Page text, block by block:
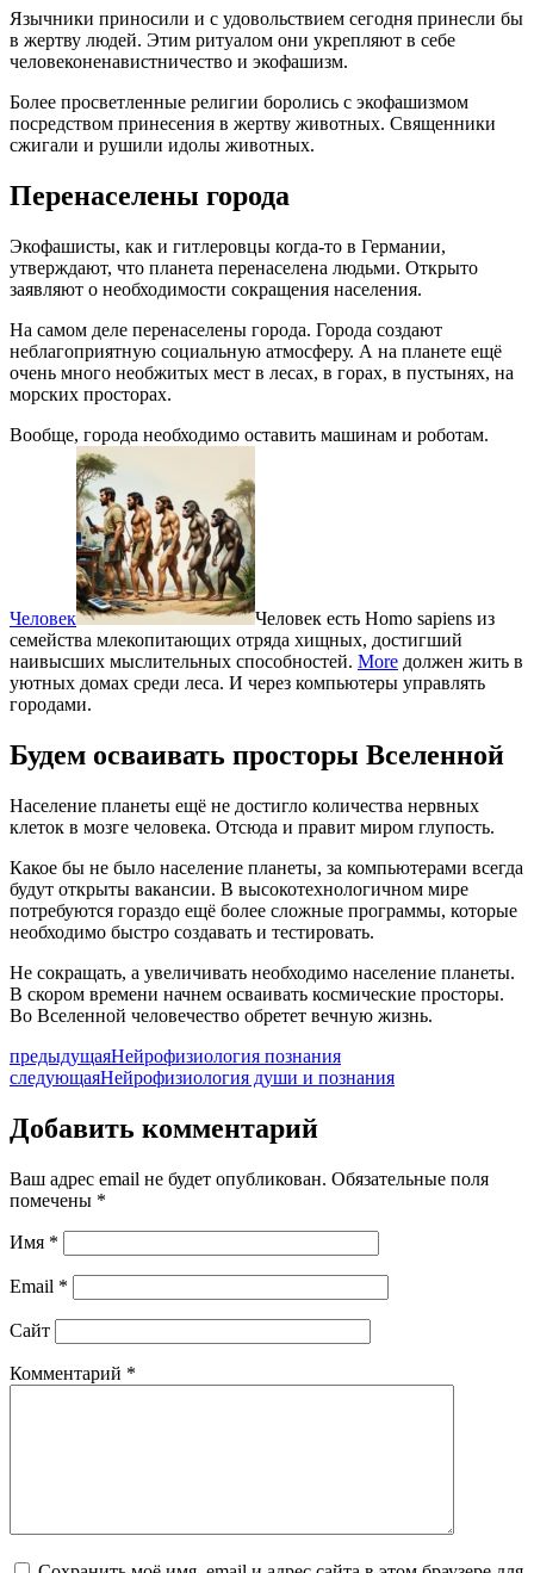
Язычники приносили и с удовольствием сегодня принесли бы
в жертву людей. Этим ритуалом они укрепляют в себе
человеконенавистничество и экофашизм.
Более просветленные религии боролись с экофашизмом
посредством принесения в жертву животных. Священники
сжигали и рушили идолы животных.
Перенаселены города
Экофашисты, как и гитлеровцы когда-то в Германии,
утверждают, что планета перенаселена людьми. Открыто
заявляют о необходимости сокращения населения.
На самом деле перенаселены города. Города создают
неблагоприятную социальную атмосферу. А на планете ещё
очень много необжитых мест в лесах, в горах, в пустынях, на
морских просторах.
Вообще, города необходимо оставить машинам и роботам.
Человек
Человек есть Homo sapiens из
семейства млекопитающих отряда хищных, достигший
наивысших мыслительных способностей. More должен жить в
уютных домах среди леса. И через компьютеры управлять
городами.
Будем осваивать просторы Вселенной
Население планеты ещё не достигло количества нервных
клеток в мозге человека. Отсюда и правит миром глупость.
Какое бы не было население планеты, за компьютерами всегда
будут открыты вакансии. В высокотехнологичном мире
потребуются гораздо ещё более сложные программы, которые
необходимо быстро создавать и тестировать.
Не сокращать, а увеличивать необходимо население планеты.
В скором времени начнем осваивать космические просторы.
Во Вселенной человечество обретет вечную жизнь.
предыдущаяНейрофизиология познания
следующаяНейрофизиология души и познания
Добавить комментарий
Ваш адрес email не будет опубликован. Обязательные поля
помечены *
Имя *
Email *
Сайт
Комментарий *